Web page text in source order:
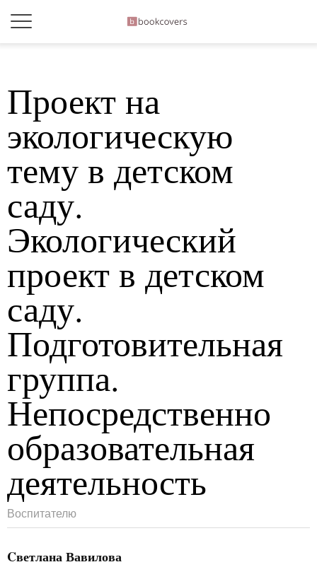
Проект на
экологическую
тему в детском
саду.
Экологический
проект в детском
саду.
Подготовительная
группа.
Непосредственно
образовательная
деятельность
Воспитателю
Cветлана Вавилова